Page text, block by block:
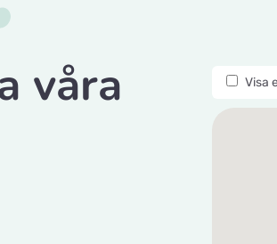
våra Visa